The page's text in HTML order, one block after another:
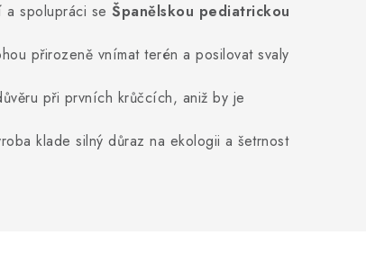
spolupráci se Španělskou pediatrickou
přirozeně vnímat terén a posilovat svaly
při prvních krůčcích, aniž by je
klade silný důraz na ekologii a šetrnost